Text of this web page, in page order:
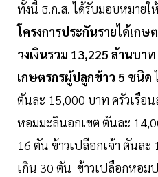
ทั้งนี้ ธ.ก.ส. ได้รับมอบหมายใ
โครงการประกันรายได้เก
วงเงินรวม 13,225 ล้านบาท
เกษตรกรผู้ปลูกข้าว 5 ชนิด
ตันละ 15,000 บาท ครัวเรือ
หอมมะลินอกเขต ตันละ
16 ตัน ข้าวเปลือกเจ้า ตันละ
เกิน 30 ตัน ข้าวเปลือกหอม